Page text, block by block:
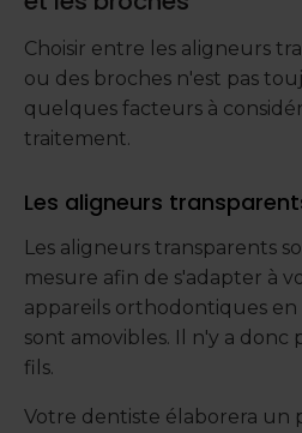
Choisir entre les aligneurs
ou des broches n'est pas
quelques facteurs à
traitement.
Les aligneurs
Les aligneurs transparents
mesure afin de s'adapter à
appareils orthodontiques
sont amovibles. Il n'y a donc
fils.
Votre dentiste élaborera un